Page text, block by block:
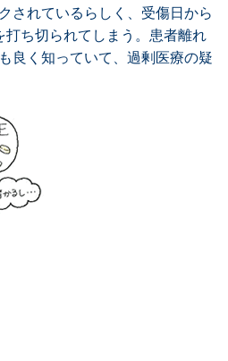
されているらしく、受傷日から
打ち切られてしまう。患者離れ
良く知っていて、過剰医療の疑